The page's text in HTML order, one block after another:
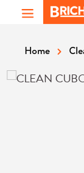
Zum Hauptinhalt
Home
Bildergalerie